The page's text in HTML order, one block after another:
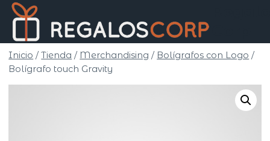
Saltar
contenido
Inicio / Tienda / Merchandising / Bolígrafos con Logo /
Bolígrafo touch Gravity